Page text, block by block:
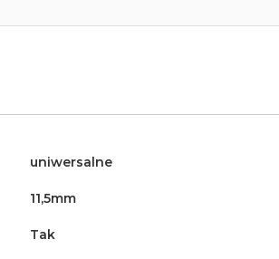
uniwersalne
11,5mm
Tak